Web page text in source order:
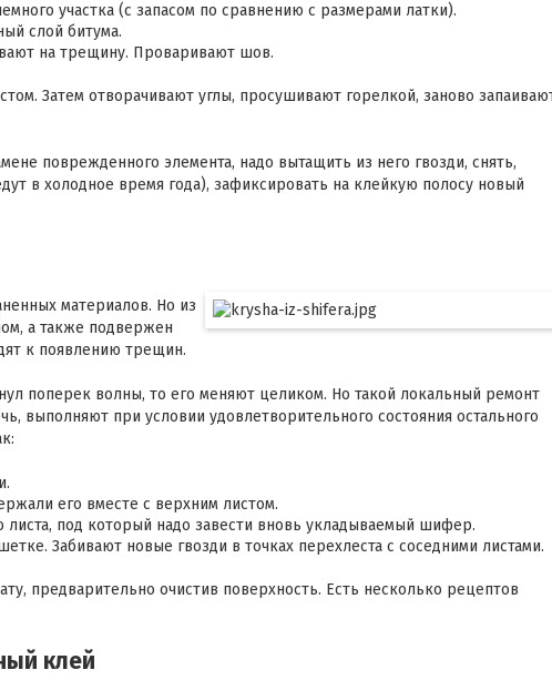
участка (с запасом по сравнению с размерами латки).
слой битума.
на трещину. Проваривают шов.
Затем отворачивают углы, просушивают горелкой, заново
поврежденного элемента, надо вытащить из него гвозди, снять,
в холодное время года), зафиксировать на клейкую полосу новый
материалов. Но из
а также подвержен
к появлению трещин.
поперек волны, то его меняют целиком. Но такой локальный ремонт
выполняют при условии удовлетворительного состояния остального
его вместе с верхним листом.
под который надо завести вновь укладываемый шифер.
Забивают новые гвозди в точках перехлеста с соседними листами.
предварительно очистив поверхность. Есть несколько рецептов
клей